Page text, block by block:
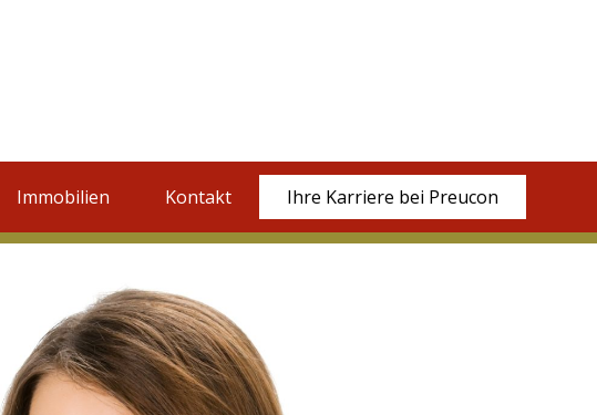
Immobilien Kontakt Ihre Karriere bei Preucon